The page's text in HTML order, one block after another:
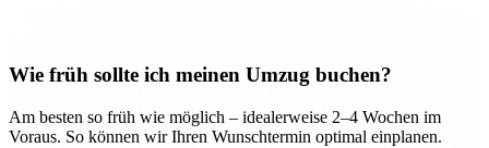
Wie früh sollte ich meinen Umzug buchen?
Am besten so früh wie möglich – idealerweise 2–4 Wochen im
Voraus. So können wir Ihren Wunschtermin optimal einplanen.